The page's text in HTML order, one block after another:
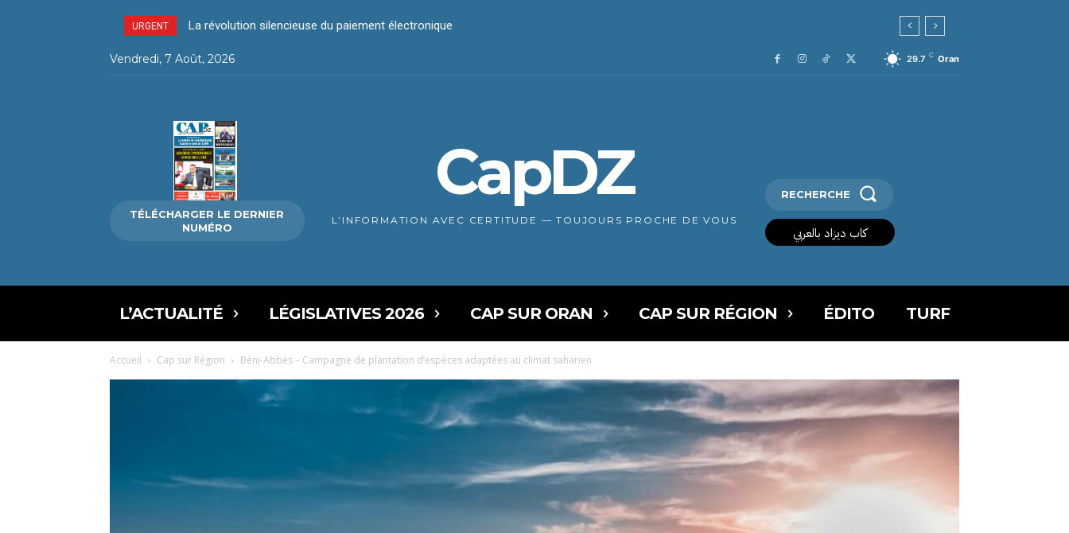
URGENT La révolution silencieuse du paiement électronique
Délits liés aux stupéfiants – Des intéressements aux citoyens fournissant des informations sur les auteurs
Vendredi, 7 Août, 2026 29.7 C Oran
TÉLÉCHARGER LE DERNIER
NUMÉRO
CapDZ
L’INFORMATION AVEC CERTITUDE — TOUJOURS PROCHE DE VOUS
RECHERCHE
كاب ديزاد بالعربي
L’ACTUALITÉ LÉGISLATIVES 2026 CAP SUR ORAN CAP SUR RÉGION ÉDITO TURF
Accueil Cap sur Région Béni-Abbès – Campagne de plantation d’espèces adaptées au climat saharien